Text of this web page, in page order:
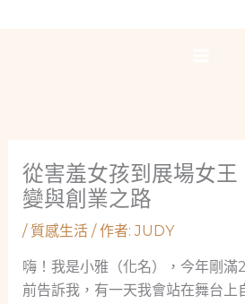
從害羞女孩到展場女王
變與創業之路
/ 質感生活/ 作者:JUDY
嗨！我是小雅（化名），今年剛
前告訴我，有一天我會站在舞台上